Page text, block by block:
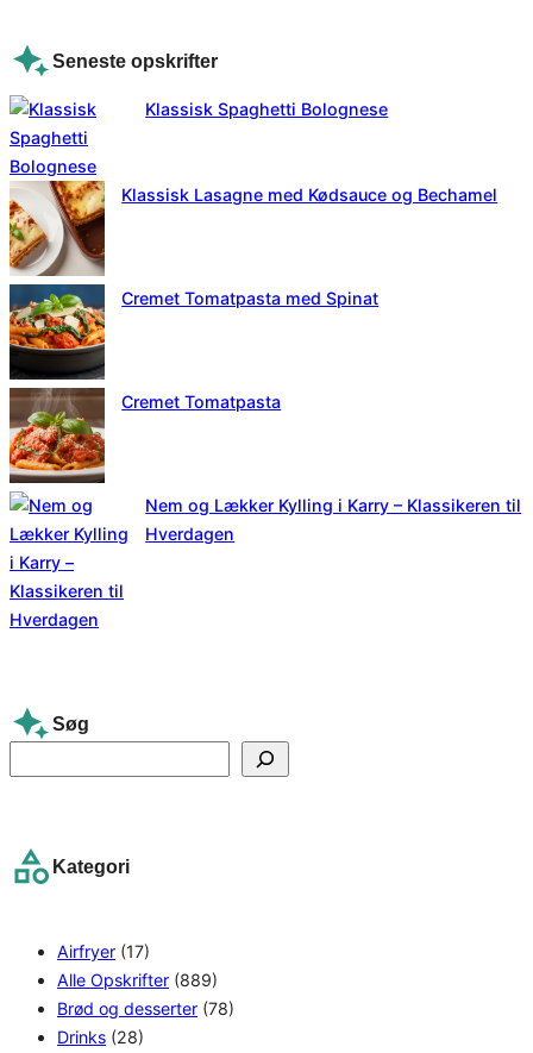
Seneste opskrifter
Klassisk Spaghetti Bolognese
Klassisk Lasagne med Kødsauce og Bechamel
Cremet Tomatpasta med Spinat
Cremet Tomatpasta
Nem og Lækker Kylling i Karry – Klassikeren til
Hverdagen
Søg
e
c
Kategori
Airfryer (17)
Alle Opskrifter (889)
Brød og desserter (78)
Drinks (28)